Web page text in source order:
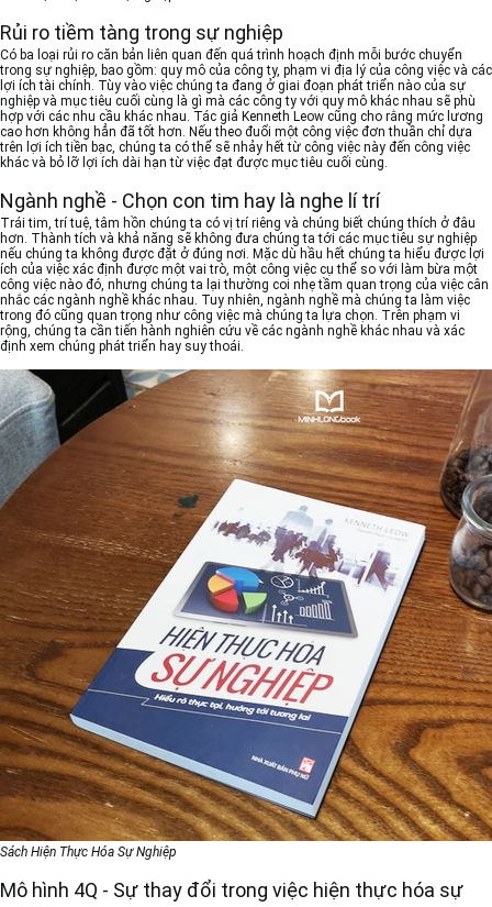
Rủi ro tiềm tàng trong sự nghiệp
Có ba loại rủi ro căn bản liên quan đến quá trình hoạch định mỗi bước chuyển
trong sự nghiệp, bao gồm: quy mô của công ty, phạm vi địa lý của công việc và các
lợi ích tài chính. Tùy vào việc chúng ta đang ở giai đoạn phát triển nào của sự
nghiệp và mục tiêu cuối cùng là gì mà các công ty với quy mô khác nhau sẽ phù
hợp với các nhu cầu khác nhau. Tác giả Kenneth Leow cũng cho rằng mức lương
cao hơn không hẳn đã tốt hơn. Nếu theo đuổi một công việc đơn thuần chỉ dựa
trên lợi ích tiền bạc, chúng ta có thể sẽ nhảy hết từ công việc này đến công việc
khác và bỏ lỡ lợi ích dài hạn từ việc đạt được mục tiêu cuối cùng.
Ngành nghề - Chọn con tim hay là nghe lí trí
Trái tim, trí tuệ, tâm hồn chúng ta có vị trí riêng và chúng biết chúng thích ở đâu
hơn. Thành tích và khả năng sẽ không đưa chúng ta tới các mục tiêu sự nghiệp
nếu chúng ta không được đặt ở đúng nơi. Mặc dù hầu hết chúng ta hiểu được lợi
ích của việc xác định được một vai trò, một công việc cụ thể so với làm bừa một
công việc nào đó, nhưng chúng ta lại thường coi nhẹ tầm quan trọng của việc cân
nhắc các ngành nghề khác nhau. Tuy nhiên, ngành nghề mà chúng ta làm việc
trong đó cũng quan trọng như công việc mà chúng ta lựa chọn. Trên phạm vi
rộng, chúng ta cần tiến hành nghiên cứu về các ngành nghề khác nhau và xác
định xem chúng phát triển hay suy thoái.
Sách Hiện Thực Hóa Sự Nghiệp
Mô hình 4Q - Sự thay đổi trong việc hiện thực hóa sự